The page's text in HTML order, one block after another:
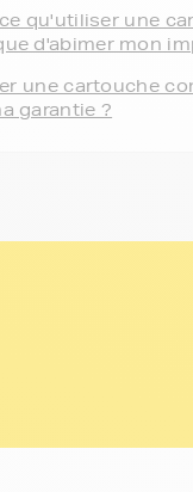
qu'utiliser une
d'abimer mon
une cartouche
garantie ?